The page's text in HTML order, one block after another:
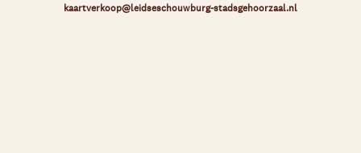
kaartverkoop@leidseschouwburg-stadsgehoorzaal.nl